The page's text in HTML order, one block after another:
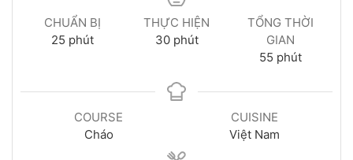
CHUẨN BỊ
25 phút
THỰC HIỆN
30 phút
TỔNG THỜI
GIAN
55 phút
COURSE
Cháo
CUISINE
Việt Nam